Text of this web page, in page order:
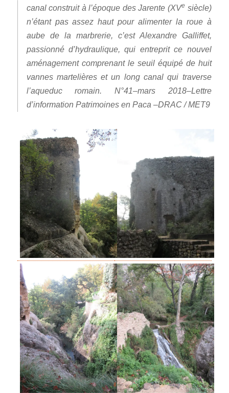
canal construit à l’époque des Jarente (XVe siècle)
n’étant pas assez haut pour alimenter la roue à
aube de la marbrerie, c’est Alexandre Galliffet,
passionné d’hydraulique, qui entreprit ce nouvel
aménagement comprenant le seuil équipé de huit
vannes martelières et un long canal qui traverse
l’aqueduc romain. N°41–mars 2018–Lettre
d’information Patrimoines en Paca –DRAC / MET9